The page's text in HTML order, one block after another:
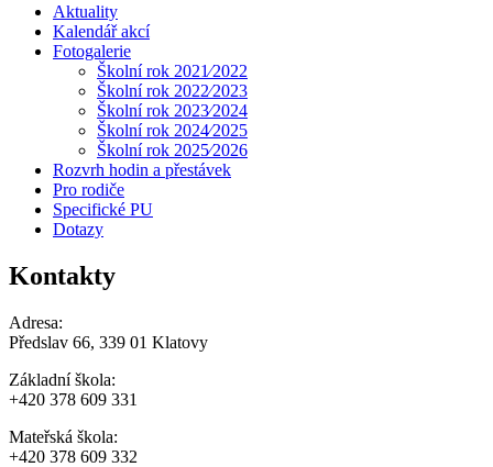
Aktuality
Kalendář akcí
Fotogalerie
Školní rok 2021⁄2022
Školní rok 2022⁄2023
Školní rok 2023⁄2024
Školní rok 2024⁄2025
Školní rok 2025⁄2026
Rozvrh hodin a přestávek
Pro rodiče
Specifické PU
Dotazy
Kontakty
Adresa:
Předslav 66, 339 01 Klatovy
Základní škola:
+420 378 609 331
Mateřská škola:
+420 378 609 332